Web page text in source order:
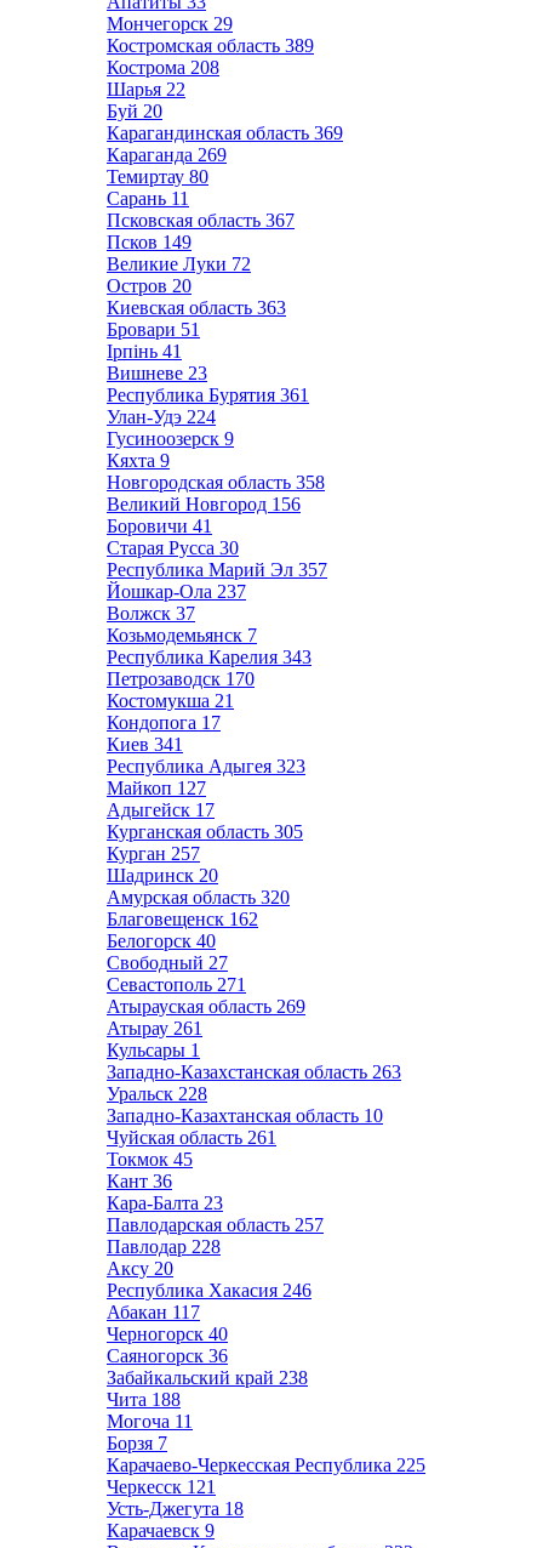
Мончегорск 29
Костромская область 389
Кострома 208
Шарья 22
Буй 20
Карагандинская область 369
Караганда 269
Темиртау 80
Сарань 11
Псковская область 367
Псков 149
Великие Луки 72
Остров 20
Киевская область 363
Бровари 51
Ірпінь 41
Вишневе 23
Республика Бурятия 361
Улан-Удэ 224
Гусиноозерск 9
Кяхта 9
Новгородская область 358
Великий Новгород 156
Боровичи 41
Старая Русса 30
Республика Марий Эл 357
Йошкар-Ола 237
Волжск 37
Козьмодемьянск 7
Республика Карелия 343
Петрозаводск 170
Костомукша 21
Кондопога 17
Киев 341
Республика Адыгея 323
Майкоп 127
Адыгейск 17
Курганская область 305
Курган 257
Шадринск 20
Амурская область 320
Благовещенск 162
Белогорск 40
Свободный 27
Севастополь 271
Атырауская область 269
Атырау 261
Кульсары 1
Западно-Казахстанская область 263
Уральск 228
Западно-Казахтанская область 10
Чуйская область 261
Токмок 45
Кант 36
Кара-Балта 23
Павлодарская область 257
Павлодар 228
Аксу 20
Республика Хакасия 246
Абакан 117
Черногорск 40
Саяногорск 36
Забайкальский край 238
Чита 188
Могоча 11
Борзя 7
Карачаево-Черкесская Республика 225
Черкесск 121
Усть-Джегута 18
Карачаевск 9